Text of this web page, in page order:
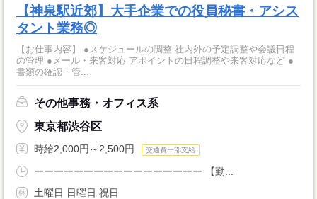
【神泉駅近郊】大手企業での役員秘書・アシス
タント業務◎
【お仕事内容】 ●スケジュールの調整 社内外の予定調整や会議日程
の管理 ●メール・来客対応 アポイントの日程調整や来客対応など ●
書類の確認・管...
その他事務・オフィス系
東京都渋谷区
時給2,000円～2,500円 交通費一部支給
ーーーーーーーーーーーーーーーーー 【勤...
土曜日 日曜日 祝日